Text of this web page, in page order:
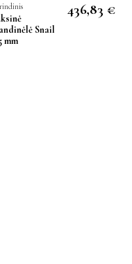
Snail
mm
436,83 €